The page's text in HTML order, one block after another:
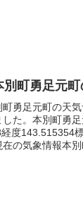
別町勇足元
町勇足元町の天
した。本別町勇
度143.515354
の気象情報本別